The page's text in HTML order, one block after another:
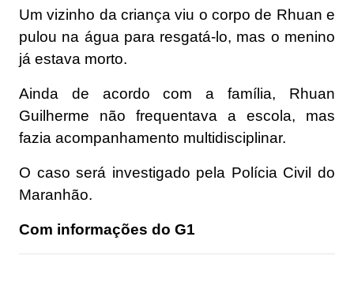
Um vizinho da criança viu o corpo de Rhuan e
pulou na água para resgatá-lo, mas o menino
já estava morto.
Ainda de acordo com a família, Rhuan
Guilherme não frequentava a escola, mas
fazia acompanhamento multidisciplinar.
O caso será investigado pela Polícia Civil do
Maranhão.
Com informações do G1